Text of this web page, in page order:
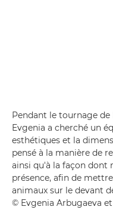
Pendant le tournage
Evgenia a cherché un
esthétiques et la
pensé à la manière de
ainsi qu'à la façon dont
présence, afin de
animaux sur le devant
© Evgenia Arbugaeva